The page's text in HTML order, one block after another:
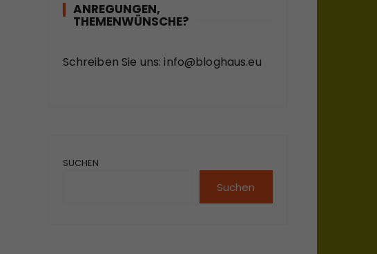
ANREGUNGEN,
THEMENWÜNSCHE?
Schreiben Sie uns: info@bloghaus.eu
SUCHEN
Suchen